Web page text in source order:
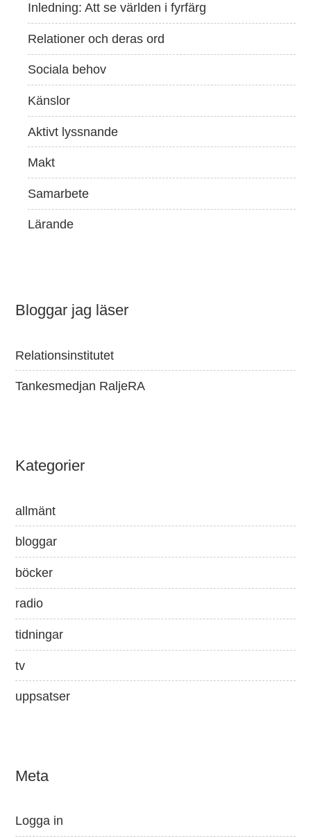
Inledning: Att se världen i fyrfärg
Relationer och deras ord
Sociala behov
Känslor
Aktivt lyssnande
Makt
Samarbete
Lärande
Bloggar jag läser
Relationsinstitutet
Tankesmedjan RaljeRA
Kategorier
allmänt
bloggar
böcker
radio
tidningar
tv
uppsatser
Meta
Logga in